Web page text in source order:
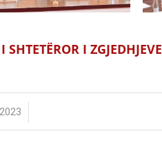
I ZGJEDHJEVE